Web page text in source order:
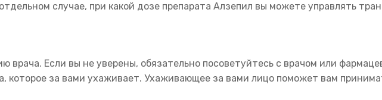
случае, при какой дозе препарата Алзепил вы можете управлять
врача. Если вы не уверены, обязательно посоветуйтесь с врачом или
которое за вами ухаживает. Ухаживающее за вами лицо поможет вам